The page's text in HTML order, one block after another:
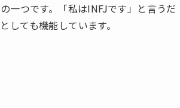
一つです。「私はINFJです」と言うだ
ても機能しています。